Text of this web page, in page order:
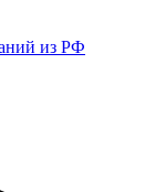
из РФ